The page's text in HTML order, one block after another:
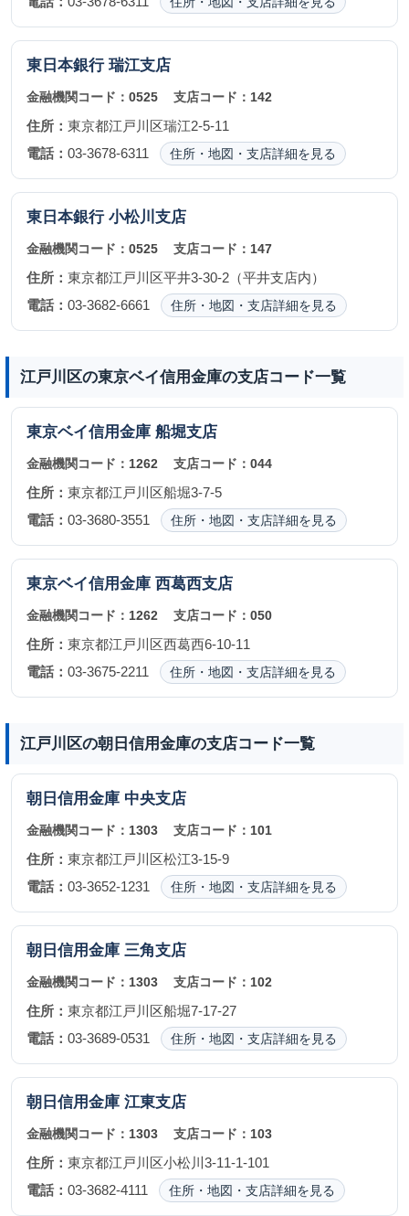
東日本銀行 瑞江支店
金融機関コード： 0525 支店コード： 142
住所： 東京都江戸川区瑞江2-5-11
電話： 03-3678-6311 住所・地図・支店詳細を見る
東日本銀行 小松川支店
金融機関コード： 0525 支店コード： 147
住所： 東京都江戸川区平井3-30-2（平井支店内）
電話： 03-3682-6661 住所・地図・支店詳細を見る
江戸川区の東京ベイ信用金庫の支店コード一覧
東京ベイ信用金庫 船堀支店
金融機関コード： 1262 支店コード：044
住所： 東京都江戸川区船堀3-7-5
電話： 03-3680-3551 住所・地図・支店詳細を見る
東京ベイ信用金庫 西葛西支店
金融機関コード： 1262 支店コード：050
住所： 東京都江戸川区西葛西6-10-11
電話： 03-3675-2211 住所・地図・支店詳細を見る
江戸川区の朝日信用金庫の支店コード一覧
朝日信用金庫 中央支店
金融機関コード： 1303 支店コード： 101
住所： 東京都江戸川区松江3-15-9
電話： 03-3652-1231 住所・地図・支店詳細を見る
朝日信用金庫 三角支店
金融機関コード： 1303 支店コード： 102
住所： 東京都江戸川区船堀7-17-27
電話： 03-3689-0531 住所・地図・支店詳細を見る
朝日信用金庫 江東支店
金融機関コード： 1303 支店コード： 103
住所： 東京都江戸川区小松川3-11-1-101
電話： 03-3682-4111 住所・地図・支店詳細を見る